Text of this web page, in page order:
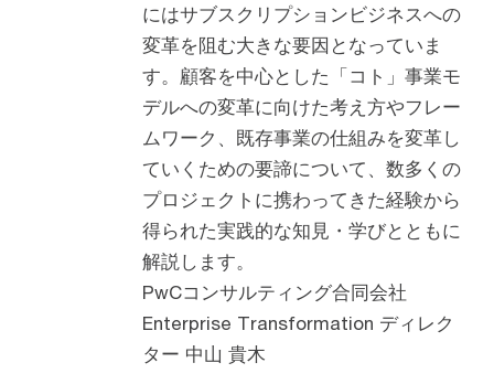
にはサブスクリプションビジネスへの
変革を阻む大きな要因となっていま
す。顧客を中心とした「コト」事業モ
デルへの変革に向けた考え方やフレー
ムワーク、既存事業の仕組みを変革し
ていくための要諦について、数多くの
プロジェクトに携わってきた経験から
得られた実践的な知見・学びとともに
解説します。
PwCコンサルティング合同会社
Enterprise Transformation ディレク
ター 中山 貴木